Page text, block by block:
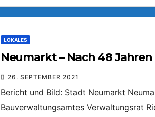
LOKALES
Neumarkt – Nach 48
26. SEPTEMBER 2021
Bericht und Bild: Stadt Neumarkt
Bauverwaltungsamtes Verwaltungsrat